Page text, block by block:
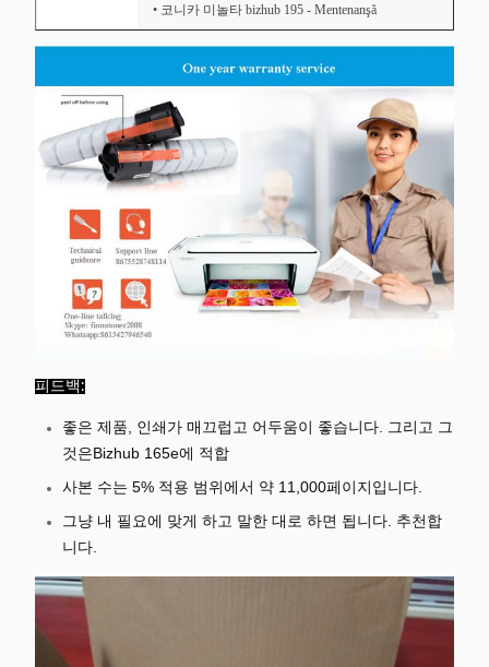
• 코니카 미놀타 bizhub 195 - Mentenanşă
피드백:
좋은 제품, 인쇄가 매끄럽고 어두움이 좋습니다. 그리고 그
것은Bizhub 165e에 적합
사본 수는 5% 적용 범위에서 약 11,000페이지입니다.
그냥 내 필요에 맞게 하고 말한 대로 하면 됩니다. 추천합
니다.